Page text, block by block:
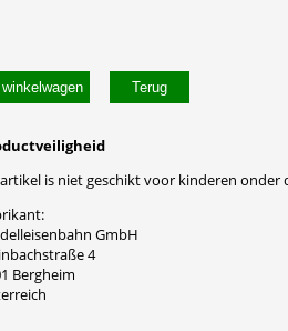
winkelwagen
is niet geschikt voor kinderen onder
GmbH
4
Bergheim